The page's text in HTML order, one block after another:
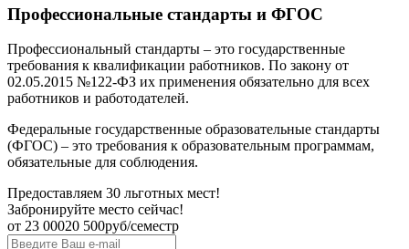
Профессиональные стандарты и ФГОС
Профессиональный стандарты – это государственные
требования к квалификации работников. По закону от
02.05.2015 №122-ФЗ их применения обязательно для всех
работников и работодателей.
Федеральные государственные образовательные стандарты
(ФГОС) – это требования к образовательным программам,
обязательные для соблюдения.
Предоставляем 30 льготных мест!
Забронируйте место сейчас!
от 23 00020 500руб/семестр